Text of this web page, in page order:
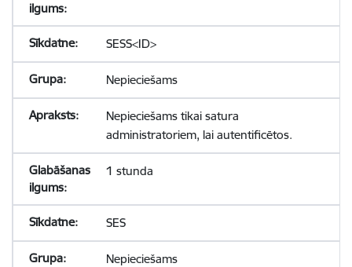
SESS<ID>
Nepieciešams
Nepieciešams tikai satura
administratoriem, lai autentificētos.
1 stunda
SES
Nepieciešams